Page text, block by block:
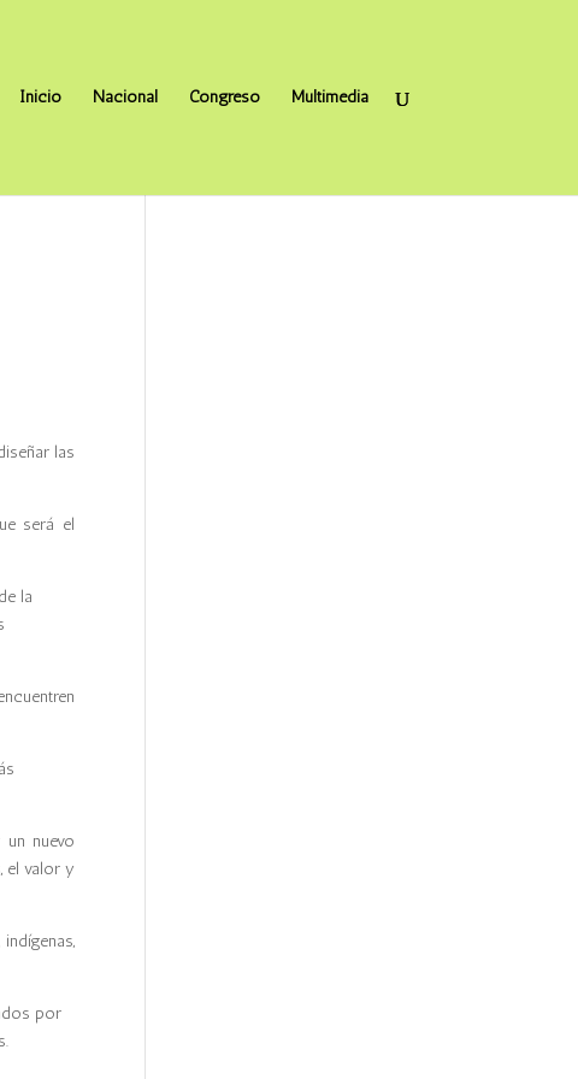
Inicio Nacional Congreso Multimedia
las
será el
la
nuevo
el valor y
por